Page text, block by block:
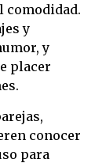
comodidad.
y
y
placer
conocer
para